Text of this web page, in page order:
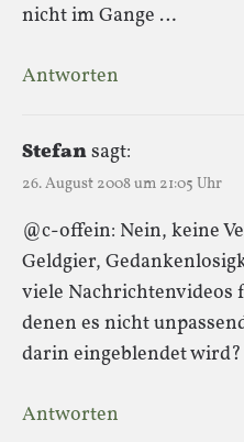
nicht im Gange …
Antworten
Stefansagt:
26. August 2008 um 21:05 Uhr
@c-offein: Nein, keine
Geldgier,
viele Nachrichtenvideos
denen es nicht
darin eingeblendet wird?
Antworten